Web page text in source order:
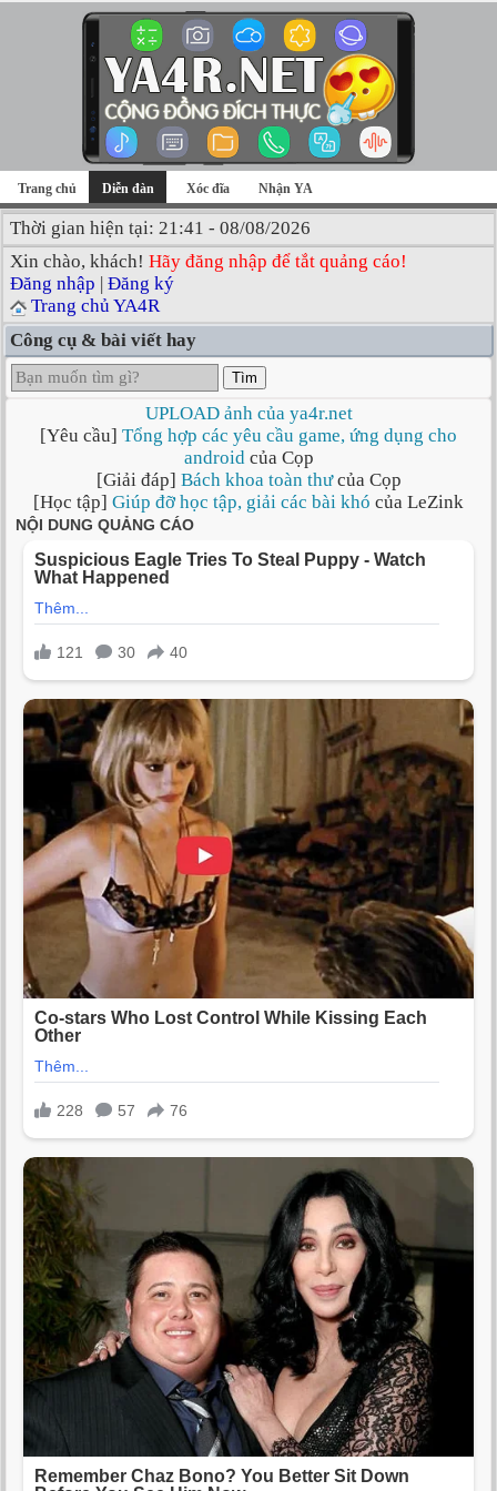
Trang chủ Diễn đàn Xóc đĩa Nhận YA
Thời gian hiện tại: 21:41 - 08/08/2026
Xin chào, khách! Hãy đăng nhập để tắt quảng cáo!
Đăng nhập | Đăng ký
Trang chủ YA4R
Công cụ & bài viết hay
Tìm
UPLOAD ảnh của ya4r.net
[Yêu cầu] Tổng hợp các yêu cầu game, ứng dụng cho
androidcủa Cọp
[Giải đáp] Bách khoa toàn thưcủa Cọp
[Học tập] Giúp đỡ học tập, giải các bài khó của LeZink